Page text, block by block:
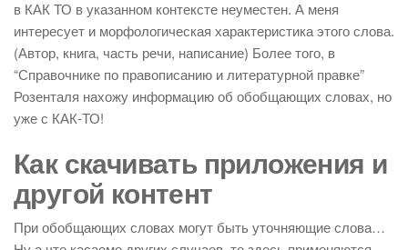
в КАК ТО в указанном контексте неуместен. А меня
интересует и морфологическая характеристика этого слова.
(Автор, книга, часть речи, написание) Более того, в
“Справочнике по правописанию и литературной правке”
Розенталя нахожу информацию об обобщающих словах, но
уже с КАК-ТО!
Как скачивать приложения и
другой контент
При обобщающих словах могут быть уточняющие слова…